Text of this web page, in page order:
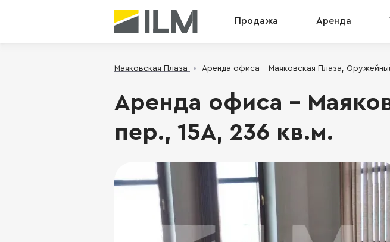
Продажа Аренда
Маяковская Плаза Аренда офиса - Маяковская Плаза,
Аренда офиса -
пер., 15А, 236 кв.м.